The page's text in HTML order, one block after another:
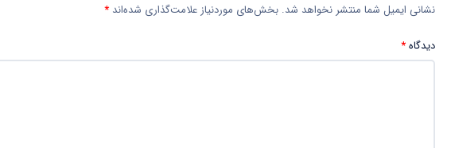
نشانی ایمیل شما منتشر نخواهد شد. بخش‌های موردنیاز علامت‌گذاری شده‌اند *
دیدگاه*